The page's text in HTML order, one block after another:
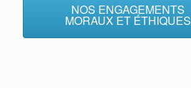
NOS ENGAGEMENTS
MORAUX ET ÉTHIQUES